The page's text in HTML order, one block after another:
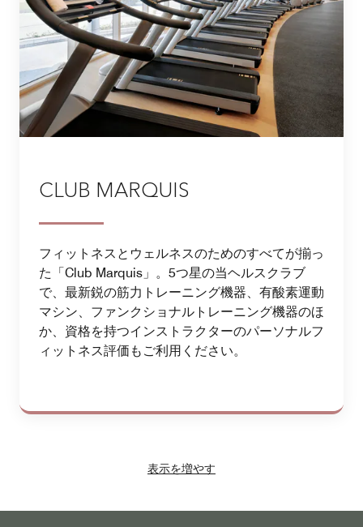
CLUB MARQUIS
フィットネスとウェルネスのためのすべてが揃っ
た「Club Marquis」。5つ星の当ヘルスクラブ
で、最新鋭の筋力トレーニング機器、有酸素運動
マシン、ファンクショナルトレーニング機器のほ
か、資格を持つインストラクターのパーソナルフ
ィットネス評価もご利用ください。
表示を増やす